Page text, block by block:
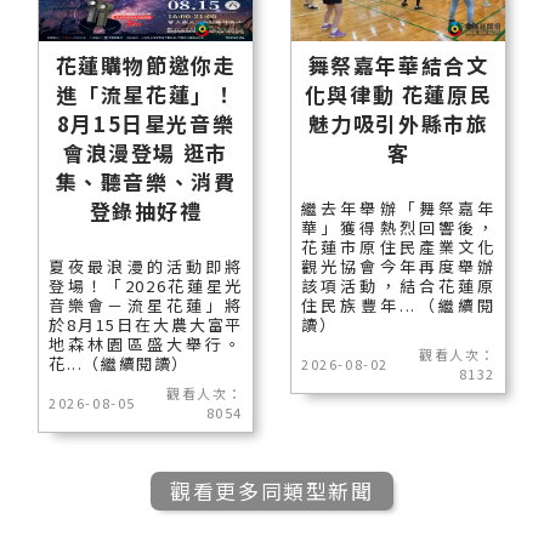
花蓮購物節邀你走
進「流星花蓮」！
8月15日星光音樂
會浪漫登場 逛市
集、聽音樂、消費
登錄抽好禮
夏夜最浪漫的活動即將
登場！「2026花蓮星光
音樂會－流星花蓮」將
於8月15日在大農大富平
地森林園區盛大舉行。
花...（繼續閱讀）
2026-08-05
觀看人次：
8054
舞祭嘉年華結合文
化與律動 花蓮原民
魅力吸引外縣市旅
客
繼去年舉辦「舞祭嘉年
華」獲得熱烈回響後，
花蓮市原住民產業文化
觀光協會今年再度舉辦
該項活動，結合花蓮原
住民族豐年...（繼續閱
讀）
2026-08-02
觀看人次：
8132
觀看更多同類型新聞